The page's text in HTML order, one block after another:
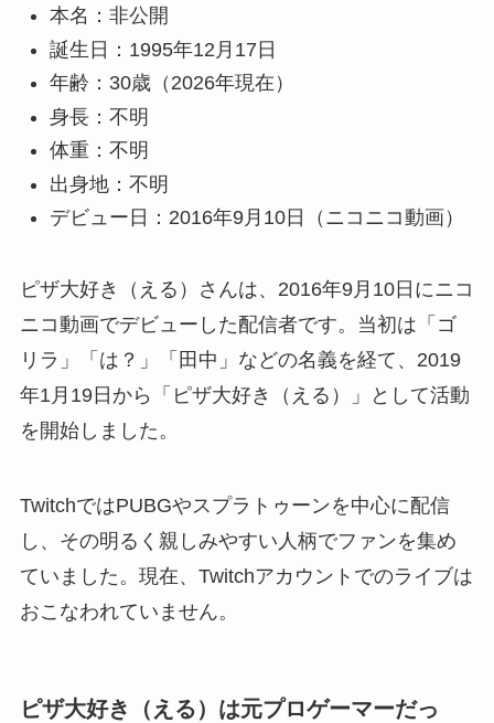
本名：非公開
誕生日：1995年12月17日
年齢：30歳（2026年現在）
身長：不明
体重：不明
出身地：不明
デビュー日：2016年9月10日（ニコニコ動画）
ピザ大好き（える）さんは、2016年9月10日にニコ
ニコ動画でデビューした配信者です。当初は「ゴ
リラ」「は？」「田中」などの名義を経て、2019
年1月19日から「ピザ大好き（える）」として活動
を開始しました。
TwitchではPUBGやスプラトゥーンを中心に配信
し、その明るく親しみやすい人柄でファンを集め
ていました。現在、Twitchアカウントでのライブは
おこなわれていません。
ピザ大好き（える）は元プロゲーマーだっ